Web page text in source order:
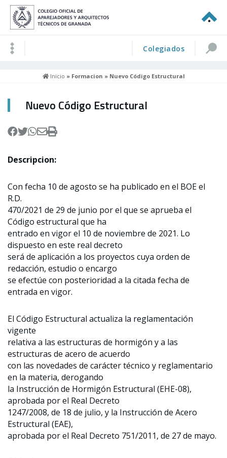
Colegiados
Inicio » Formacion » Nuevo Código Estructural
Nuevo Código Estructural
Descripcion:
Con fecha 10 de agosto se ha publicado en el BOE el
R.D.
470/2021 de 29 de junio por el que se aprueba el
Código estructural que ha
entrado en vigor el 10 de noviembre de 2021. Lo
dispuesto en este real decreto
será de aplicación a los proyectos cuya orden de
redacción, estudio o encargo
se efectúe con posterioridad a la citada fecha de
entrada en vigor.
El Código Estructural actualiza la reglamentación
vigente
relativa a las estructuras de hormigón y a las
estructuras de acero de acuerdo
con las novedades de carácter técnico y reglamentario
en la materia, derogando
la Instrucción de Hormigón Estructural (EHE-08),
aprobada por el Real Decreto
1247/2008, de 18 de julio, y la Instrucción de Acero
Estructural (EAE),
aprobada por el Real Decreto 751/2011, de 27 de mayo.